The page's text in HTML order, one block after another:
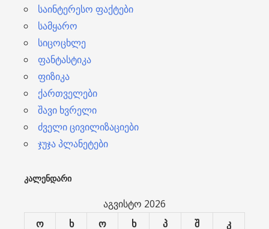
საინტერესო ფაქტები
სამყარო
სიცოცხლე
ფანტასტიკა
ფიზიკა
ქართველები
შავი ხვრელი
ძველი ცივილიზაციები
ჯუჯა პლანეტები
ᲙᲐᲚᲔᲜᲓᲐᲠᲘ
აგვისტო 2026
ო
ხ ო ხ პ შ კ